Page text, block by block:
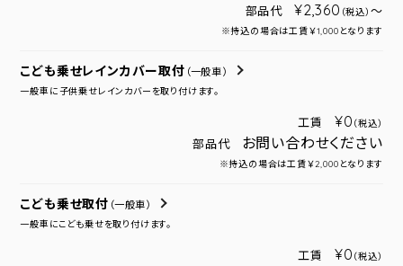
部品代 ¥2,360 （税込） ～
※持込の場合は工賃￥1,000となります
こども乗せレインカバー取付 （一般車）
一般車に子供乗せレインカバーを取り付けます。
工賃 ¥0 （税込）
部品代 お問い合わせください
※持込の場合は工賃￥2,000となります
こども乗せ取付 （一般車）
一般車にこども乗せを取り付けます。
工賃 ¥0 （税込）